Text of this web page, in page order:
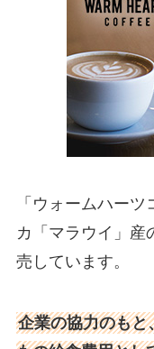
「ウォームハー
カ「マラウイ」産
売しています。
企業の協力のもと